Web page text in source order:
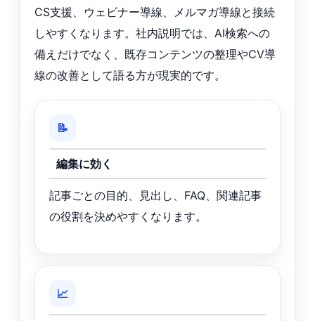
CS支援、ウェビナー導線、メルマガ導線と接続
しやすくなります。社内説明では、AI検索への
備えだけでなく、既存コンテンツの整理やCV導
線の改善として語る方が現実的です。
📝
編集に効く
記事ごとの目的、見出し、FAQ、関連記事
の役割を決めやすくなります。
📈